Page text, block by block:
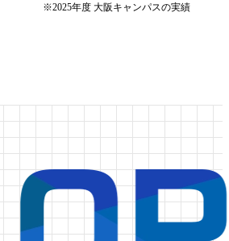
※2025年度 大阪キャンパスの実績